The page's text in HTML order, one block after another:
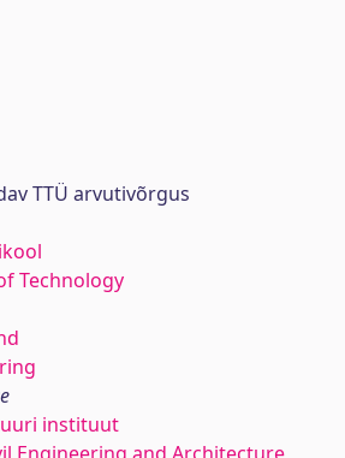
TTÜ arvutivõrgus
Technology
instituut